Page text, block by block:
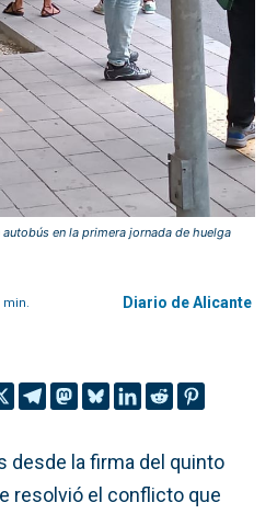
en la primera jornada de huelga
min. Diario de Alicante
desde la firma del quinto
resolvió el conflicto que